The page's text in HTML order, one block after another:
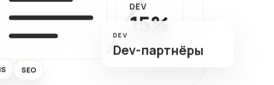
аудит сайтов
DEV
15%
DEV
Dev-партнёры
SEO